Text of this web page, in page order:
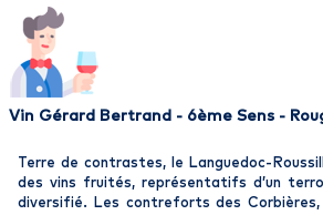
Vin Gérard Bertrand - 6ème Sens -
Terre de contrastes, le Languedoc-
des vins fruités, représentatifs d’un
diversifié. Les contreforts des Corbières,